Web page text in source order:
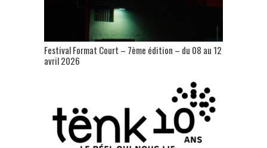
Festival Format Court – 7ème édition – du 08 au 12
avril 2026